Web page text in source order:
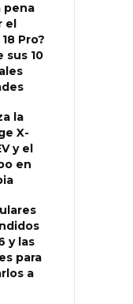
pena
el
Pro?
sus 10
la
X-
y el
en
y las
para
a